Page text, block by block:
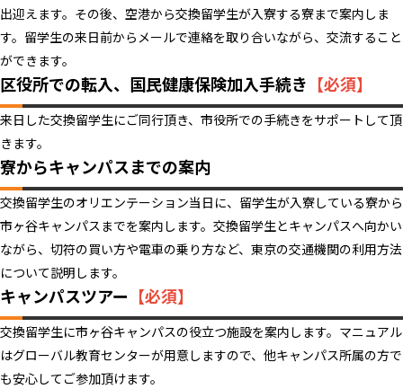
出迎えます。その後、空港から交換留学生が入寮する寮まで案内しま
す。留学生の来日前からメールで連絡を取り合いながら、交流すること
ができます。
区役所での転入、国民健康保険加入手続き 【必須】
来日した交換留学生にご同行頂き、市役所での手続きをサポートして頂
きます。
寮からキャンパスまでの案内
交換留学生のオリエンテーション当日に、留学生が入寮している寮から
市ヶ谷キャンパスまでを案内します。交換留学生とキャンパスへ向かい
ながら、切符の買い方や電車の乗り方など、東京の交通機関の利用方法
について説明します。
キャンパスツアー 【必須】
交換留学生に市ヶ谷キャンパスの役立つ施設を案内します。マニュアル
はグローバル教育センターが用意しますので、他キャンパス所属の方で
も安心してご参加頂けます。